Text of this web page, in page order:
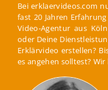
Bei erklaervideos.com
fast 20 Jahren
Video-Agentur aus
oder Deine
Erklärvideo erstellen?
es angehen solltest?